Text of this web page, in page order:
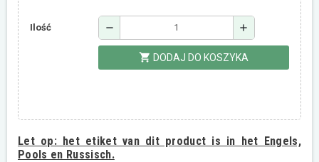
Ilość remove add
shopping_cart DODAJ DO KOSZYKA
Let op:het etiket van dit product is in het Engels,
Pools en Russisch.